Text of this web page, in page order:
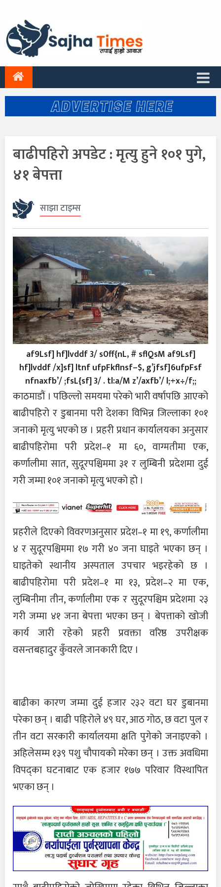
बाढीपहिरो अपडेट : मृत्यु हुने १०१ पुगे,
४१ बेपत्ता
साझा टाइम्स
af9Lsf] hf]lvddf 3/ s0ff{nL, # sflQsM af9Lsf]
hf]lvddf /x]sf] ltnf ufpFkflnsf–$, g’jfsf]6ufpFsf
nfnaxfb’/ ;fsL{sf] 3/ . tl:a/M z’/axfb’/ l;+x÷/f;;
काठमाडौं । पछिल्लो समयमा परेको भारी वर्षापछि आएको
बाढीपहिरो र डुबानमा परी देशका विभिन्न जिल्लाका १०१
जनाको मृत्यु भएको छ । प्रहरी प्रधान कार्यालयका अनुसार
बाढीपहिरोमा परी प्रदेश–१ मा ६०, वाग्मतीमा एक,
कर्णालीमा सात, सुदूरपश्चिममा ३१ र लुम्बिनी प्रदेशमा दुई
गरी जम्मा १०१ जनाको मृत्यु भएको हो ।
प्रहरीले दिएको विवरणअनुसार प्रदेश–१ मा १९, कर्णालीमा
४ र सुदूरपश्चिममा १७ गरी ४० जना घाइते भएका छन् ।
घाइतेको स्थानीय अस्पताल उपचार भइरहेको छ ।
बाढीपहिरोमा परी प्रदेश–१ मा १३, प्रदेश–२ मा एक,
लुम्बिनीमा तीन, कर्णालीमा एक र सुदूरपश्चिम प्रदेशमा २३
गरी जम्मा ४१ जना बेपत्ता भएका छन् । बेपत्ताको खोजी
कार्य जारी रहेको प्रहरी प्रवक्ता वरिष्ठ उपरीक्षक
वसन्तबहादुर कुँवरले जानकारी दिए ।
बाढीका कारण जम्मा दुई हजार २३२ वटा घर डुबानमा
परेका छन् । बाढी पहिरोले ४९ घर, आठ गोठ, छ वटा पुल र
तीन वटा सरकारी कार्यालयमा क्षति पुगेको जनाइएको ।
अहिलेसम्म १३९ पशु चौपायको मरेका छन् । उक्त अवधिमा
विपद्का घटनाबाट एक हजार १७७ परिवार विस्थापित
भएका छन् ।